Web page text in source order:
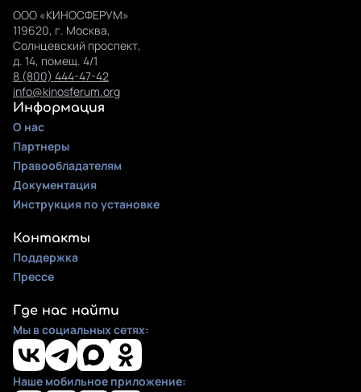
ООО «КИНОСФЕРУМ»
119620, г. Москва,
Солнцевский проспект,
д. 14, помещ. 4/1
8 (800) 444-47-42
info@kinosferum.org
Информация
О нас
Партнеры
Правообладателям
Документация
Инструкция по установке
Контакты
Поддержка
Прессе
Где нас найти
Мы в социальных сетях:
Наше мобильное приложение: